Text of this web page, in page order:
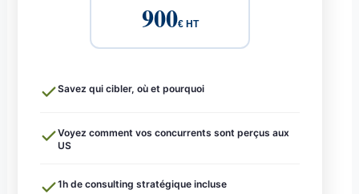
900€ HT
Savez qui cibler, où et pourquoi
Voyez comment vos concurrents sont perçus aux
US
1h de consulting stratégique incluse